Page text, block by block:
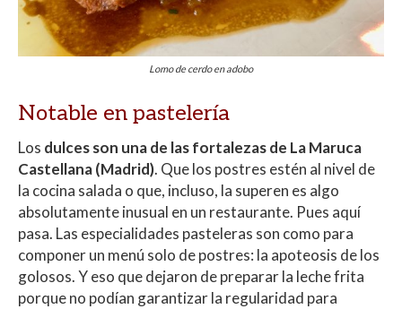
Lomo de cerdo en adobo
Notable en pastelería
Los dulces son una de las fortalezas de La Maruca
Castellana (Madrid). Que los postres estén al nivel de
la cocina salada o que, incluso, la superen es algo
absolutamente inusual en un restaurante. Pues aquí
pasa. Las especialidades pasteleras son como para
componer un menú solo de postres: la apoteosis de los
golosos. Y eso que dejaron de preparar la leche frita
porque no podían garantizar la regularidad para